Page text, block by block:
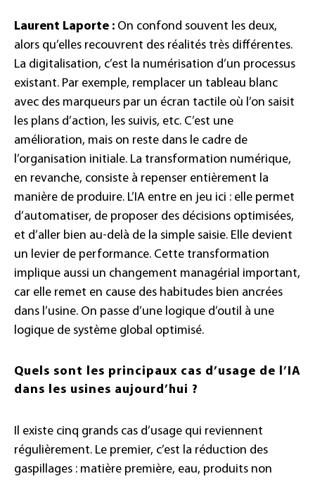
Laurent Laporte : On confond souvent les deux,
alors qu’elles recouvrent des réalités très différentes.
La digitalisation, c’est la numérisation d’un processus
existant. Par exemple, remplacer un tableau blanc
avec des marqueurs par un écran tactile où l’on saisit
les plans d’action, les suivis, etc. C’est une
amélioration, mais on reste dans le cadre de
l’organisation initiale. La transformation numérique,
en revanche, consiste à repenser entièrement la
manière de produire. L’IA entre en jeu ici : elle permet
d’automatiser, de proposer des décisions optimisées,
et d’aller bien au-delà de la simple saisie. Elle devient
un levier de performance. Cette transformation
implique aussi un changement managérial important,
car elle remet en cause des habitudes bien ancrées
dans l’usine. On passe d’une logique d’outil à une
logique de système global optimisé.
Quels sont les principaux cas d’usage de l’IA
dans les usines aujourd’hui ?
Il existe cinq grands cas d’usage qui reviennent
régulièrement. Le premier, c’est la réduction des
gaspillages : matière première, eau, produits non